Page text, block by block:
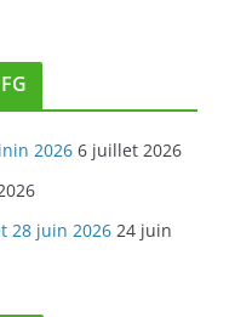
2026 6 juillet 2026
28 juin 2026 24 juin